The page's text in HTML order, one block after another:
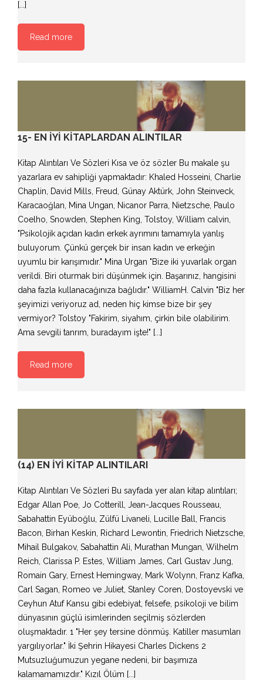
[...]
Read more
15- EN İYI KITAPLARDAN ALINTILAR
Kitap Alıntıları Ve Sözleri Kısa ve öz sözler Bu makale şu
yazarlara ev sahipliği yapmaktadır: Khaled Hosseini, Charlie
Chaplin, David Mills, Freud, Günay Aktürk, John Steinveck,
Karacaoğlan, Mina Ungan, Nicanor Parra, Nietzsche, Paulo
Coelho, Snowden, Stephen King, Tolstoy, William calvin,
"Psikolojik açıdan kadın erkek ayrımını tamamıyla yanlış
buluyorum. Çünkü gerçek bir insan kadın ve erkeğin
uyumlu bir karışımıdır." Mina Urgan "Bize iki yuvarlak organ
verildi. Biri oturmak biri düşünmek için. Başarınız, hangisini
daha fazla kullanacağınıza bağlıdır." WilliamH. Calvin "Biz her
şeyimizi veriyoruz ad, neden hiç kimse bize bir şey
vermiyor? Tolstoy "Fakirim, siyahım, çirkin bile olabilirim.
Ama sevgili tanrım, buradayım işte!" [...]
Read more
(14) EN İYI KITAP ALINTILARI
Kitap Alıntıları Ve Sözleri Bu sayfada yer alan kitap alıntıları;
Edgar Allan Poe, Jo Cotterill, Jean-Jacques Rousseau,
Sabahattin Eyüboğlu, Zülfü Livaneli, Lucille Ball, Francis
Bacon, Birhan Keskin, Richard Lewontin, Friedrich Nietzsche,
Mihail Bulgakov, Sabahattin Ali, Murathan Mungan, Wilhelm
Reich, Clarissa P. Estes, William James, Carl Gustav Jung,
Romain Gary, Ernest Hemingway, Mark Wolynn, Franz Kafka,
Carl Sagan, Romeo ve Juliet, Stanley Coren, Dostoyevski ve
Ceyhun Atuf Kansu gibi edebiyat, felsefe, psikoloji ve bilim
dünyasının güçlü isimlerinden seçilmiş sözlerden
oluşmaktadır. 1 "Her şey tersine dönmüş. Katiller masumları
yargılıyorlar." İki Şehrin Hikayesi Charles Dickens 2
Mutsuzluğumuzun yegane nedeni, bir başımıza
kalamamamızdır." Kızıl Ölüm [...]